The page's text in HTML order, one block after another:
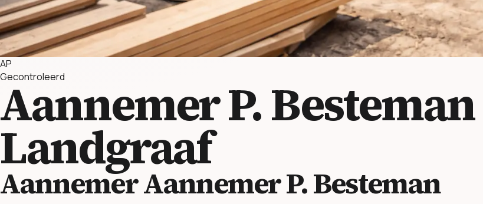
AP
Gecontroleerd
Aannemer P. Besteman
Landgraaf
Aannemer Aannemer P. Besteman